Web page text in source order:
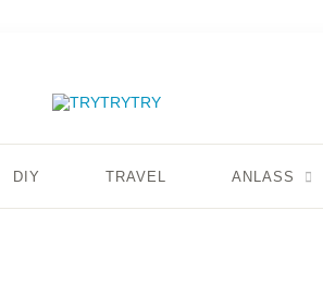
DIY TRAVEL ANLASS